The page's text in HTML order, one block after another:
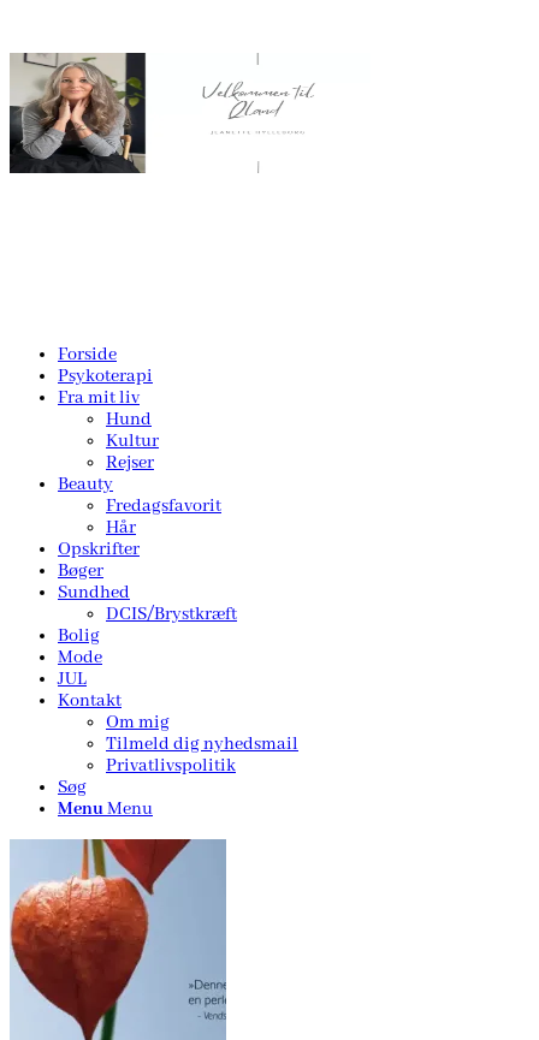
Forside
Psykoterapi
Fra mit liv
Hund
Kultur
Rejser
Beauty
Fredagsfavorit
Hår
Opskrifter
Bøger
Sundhed
DCIS/Brystkræft
Bolig
Mode
JUL
Kontakt
Om mig
Tilmeld dig nyhedsmail
Privatlivspolitik
Søg
MenuMenu